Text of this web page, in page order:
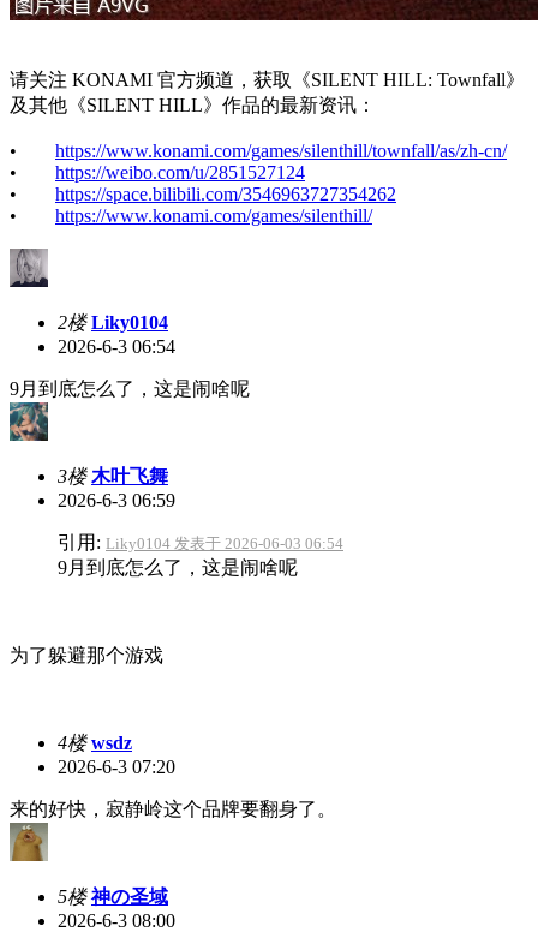
请关注 KONAMI 官方频道，获取《SILENT HILL: Townfall》
及其他《SILENT HILL》作品的最新资讯：
• https://www.konami.com/games/silenthill/townfall/as/zh-cn/
• https://weibo.com/u/2851527124
• https://space.bilibili.com/3546963727354262
• https://www.konami.com/games/silenthill/
2楼 Liky0104
2026-6-3 06:54
9月到底怎么了，这是闹啥呢
3楼 木叶飞舞
2026-6-3 06:59
引用: Liky0104 发表于 2026-06-03 06:54
9月到底怎么了，这是闹啥呢
为了躲避那个游戏
4楼 wsdz
2026-6-3 07:20
来的好快，寂静岭这个品牌要翻身了。
5楼 神の圣域
2026-6-3 08:00